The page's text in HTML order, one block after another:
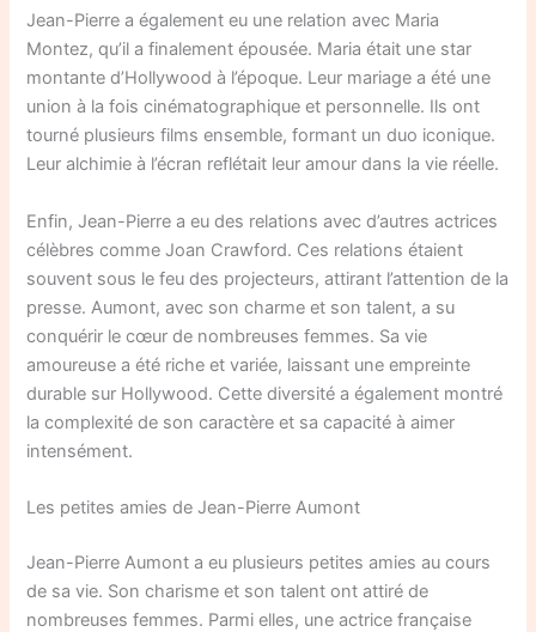
Jean-Pierre a également eu une relation avec Maria
Montez, qu’il a finalement épousée. Maria était une star
montante d’Hollywood à l’époque. Leur mariage a été une
union à la fois cinématographique et personnelle. Ils ont
tourné plusieurs films ensemble, formant un duo iconique.
Leur alchimie à l’écran reflétait leur amour dans la vie réelle.
Enfin, Jean-Pierre a eu des relations avec d’autres actrices
célèbres comme Joan Crawford. Ces relations étaient
souvent sous le feu des projecteurs, attirant l’attention de la
presse. Aumont, avec son charme et son talent, a su
conquérir le cœur de nombreuses femmes. Sa vie
amoureuse a été riche et variée, laissant une empreinte
durable sur Hollywood. Cette diversité a également montré
la complexité de son caractère et sa capacité à aimer
intensément.
Les petites amies de Jean-Pierre Aumont
Jean-Pierre Aumont a eu plusieurs petites amies au cours
de sa vie. Son charisme et son talent ont attiré de
nombreuses femmes. Parmi elles, une actrice française